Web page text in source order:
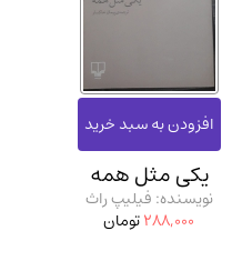
یکی مثل همه
نویسنده: فیلیپ راث
288,000تومان